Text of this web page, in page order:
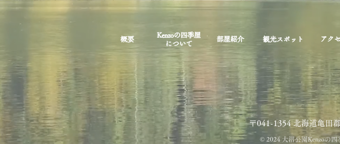
〒041-1354 北海道亀田
© 2024 大沼公園Kenzoの四